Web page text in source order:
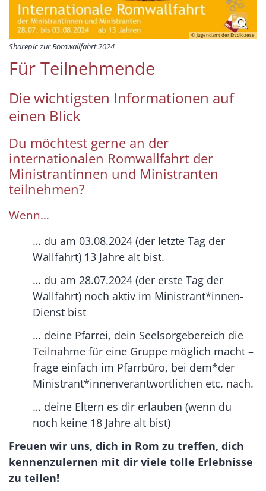
© Jugendamt der Erzdiözese
Sharepic zur Romwallfahrt 2024
Für Teilnehmende
Die wichtigsten Informationen auf
einen Blick
Du möchtest gerne an der
internationalen Romwallfahrt der
Ministrantinnen und Ministranten
teilnehmen?
Wenn…
… du am 03.08.2024 (der letzte Tag der
Wallfahrt) 13 Jahre alt bist.
… du am 28.07.2024 (der erste Tag der
Wallfahrt) noch aktiv im Ministrant*innen-
Dienst bist
… deine Pfarrei, dein Seelsorgebereich die
Teilnahme für eine Gruppe möglich macht –
frage einfach im Pfarrbüro, bei dem*der
Ministrant*innenverantwortlichen etc. nach.
… deine Eltern es dir erlauben (wenn du
noch keine 18 Jahre alt bist)
Freuen wir uns, dich in Rom zu treffen, dich
kennenzulernen mit dir viele tolle Erlebnisse
zu teilen!